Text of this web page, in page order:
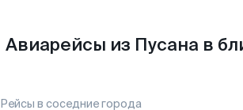
Авиарейсы из Пусана в
Рейсы в соседние города